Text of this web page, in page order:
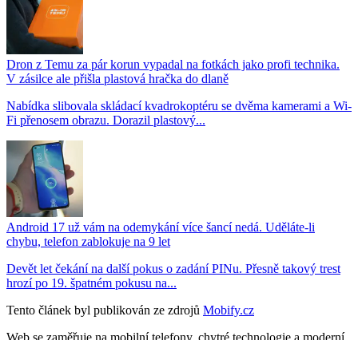
Dron z Temu za pár korun vypadal na fotkách jako profi technika.
V zásilce ale přišla plastová hračka do dlaně
Nabídka slibovala skládací kvadrokoptéru se dvěma kamerami a Wi-
Fi přenosem obrazu. Dorazil plastový...
Android 17 už vám na odemykání více šancí nedá. Uděláte-li
chybu, telefon zablokuje na 9 let
Devět let čekání na další pokus o zadání PINu. Přesně takový trest
hrozí po 19. špatném pokusu na...
Tento článek byl publikován ze zdrojů Mobify.cz
Web se zaměřuje na mobilní telefony, chytré technologie a moderní